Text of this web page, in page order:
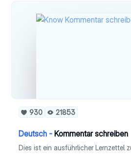
930 21853
Deutsch - Kommentar schreiben